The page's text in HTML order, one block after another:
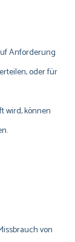
Anforderung
oder für
wird, können
von